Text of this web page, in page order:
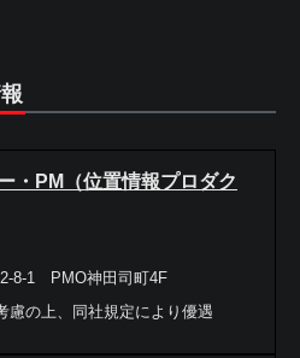
・PM（位置情報プロダク
8-1 PMO神田司町4F
慮の上、同社規定により優遇